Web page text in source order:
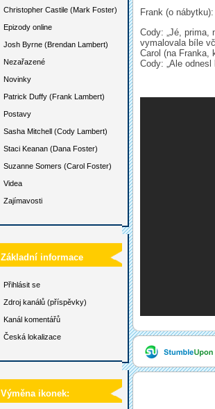
Christopher Castile (Mark Foster)
Epizody online
Josh Byrne (Brendan Lambert)
Nezařazené
Novinky
Patrick Duffy (Frank Lambert)
Postavy
Sasha Mitchell (Cody Lambert)
Staci Keanan (Dana Foster)
Suzanne Somers (Carol Foster)
Videa
Zajímavosti
Základní informace
Přihlásit se
Zdroj kanálů (příspěvky)
Kanál komentářů
Česká lokalizace
Výměna ikonek:
Frank (o
Cody: „Jé,
vymalovala bíle
Carol (na Franka,
Cody: „Ale